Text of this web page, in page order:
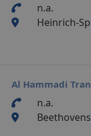
n.a.
Heinrich-
Al Hammadi
n.a.